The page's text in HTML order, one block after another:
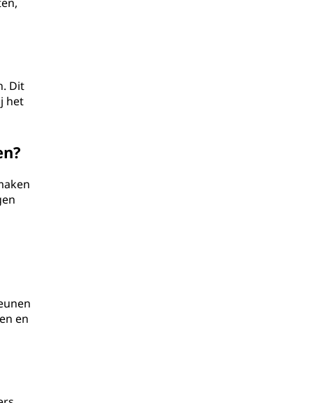
Dit
het
en